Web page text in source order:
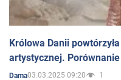
Królowa Danii
artystycznej.
Dama03.03.2025 09:20 1